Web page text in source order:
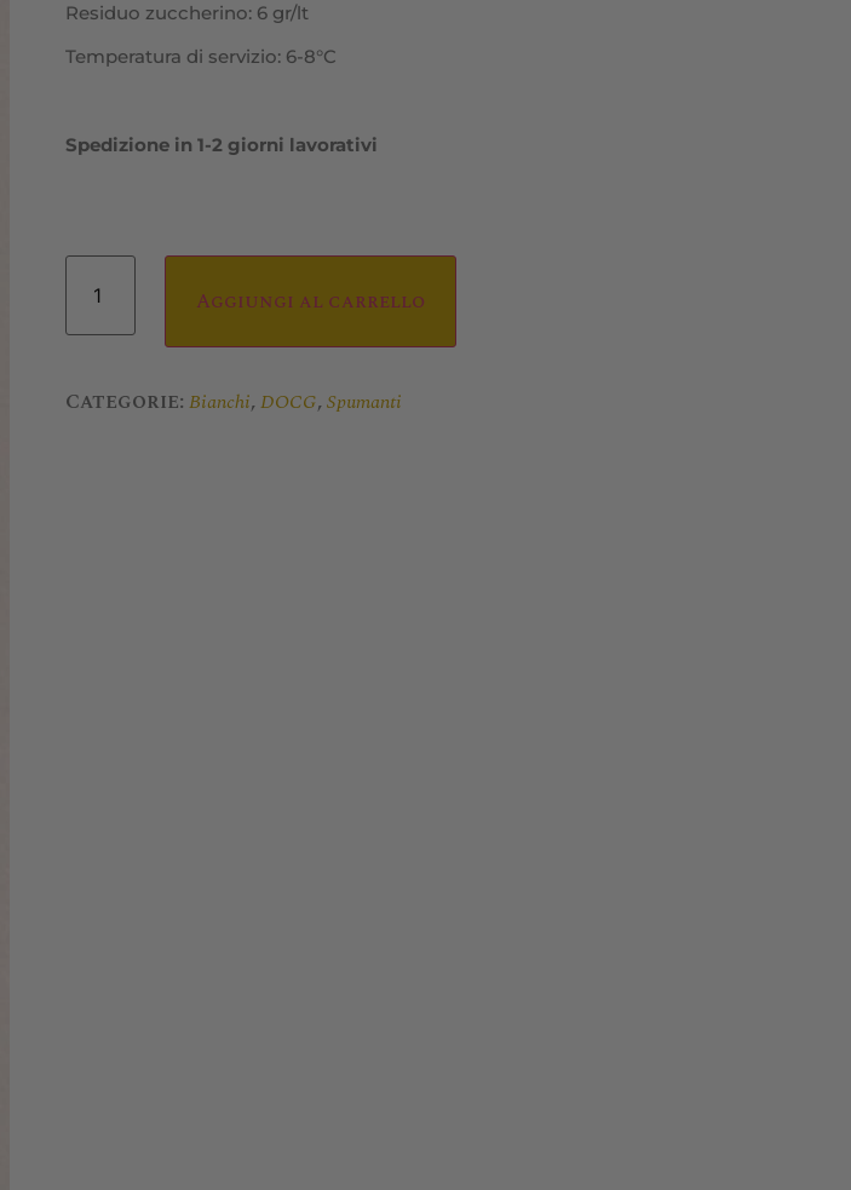
Residuo zuccherino: 6 gr/lt
Temperatura di servizio: 6-8°C
Spedizione in 1-2 giorni lavorativi
Aggiungi al carrello
Categorie: Bianchi,DOCG,Spumanti